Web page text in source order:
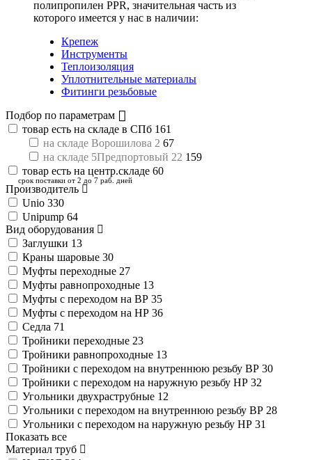
полипропилен PPR, значительная часть из
которого имеется у нас в наличии:
Крепеж
Инструменты
Теплоизоляция
Уплотнительные материалы
Фитинги резьбовые
Подбор по параметрам
товар есть на складе в СПб 161
на складе Ворошилова 2 67
на складе 5Предпортовый 22 159
товар есть на центр.складе 60
срок поставки от 2 до 7 раб. дней
Производитель
Unio 330
Unipump 64
Вид оборудования
Заглушки 13
Краны шаровые 30
Муфты переходные 27
Муфты равнопроходные 13
Муфты с переходом на ВР 35
Муфты с переходом на НР 36
Седла 71
Тройники переходные 23
Тройники равнопроходные 13
Тройники с переходом на внутреннюю резьбу ВР 30
Тройники с переходом на наружную резьбу НР 32
Угольники двухраструбные 12
Угольники с переходом на внутреннюю резьбу ВР 28
Угольники с переходом на наружную резьбу НР 31
Показать все
Материал труб